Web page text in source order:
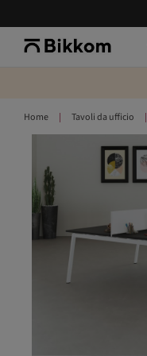
Home Tavoli da ufficio